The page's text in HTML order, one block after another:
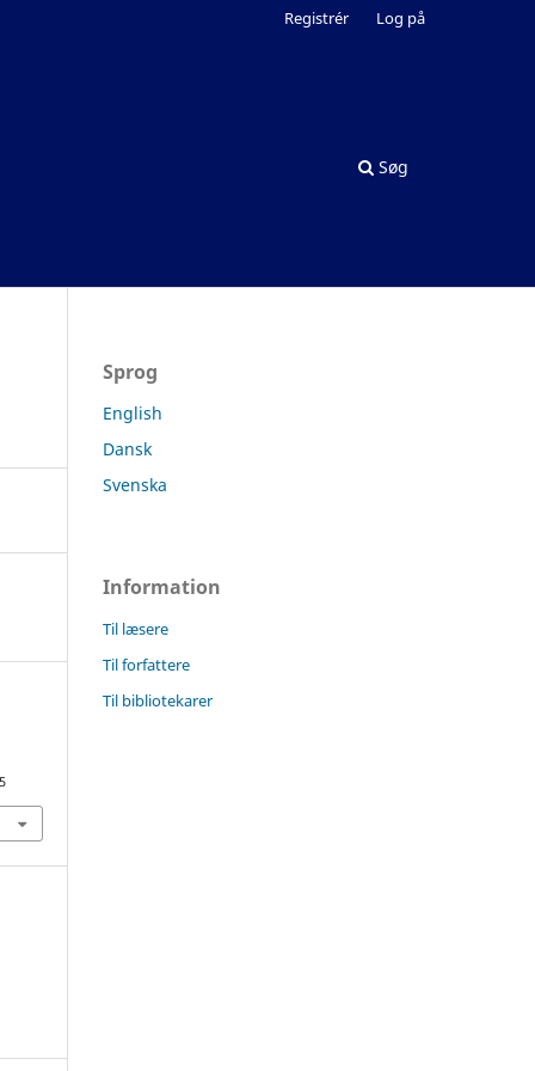
Søg
Registrér Log på
Sprog
English
Dansk
Svenska
Information
Til læsere
Til forfattere
Til bibliotekarer